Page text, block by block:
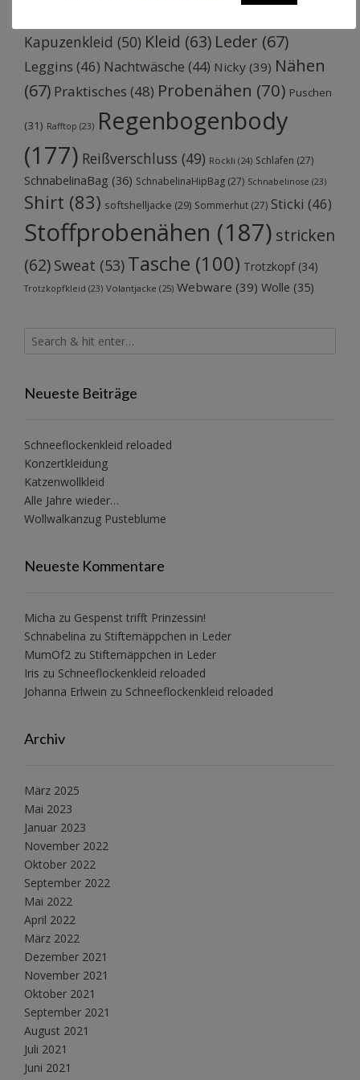
Kapuzenkleid (50) Kleid (63) Leder (67)
Leggins (46) Nachtwäsche (44) Nicky (39) Nähen
(67) Praktisches (48) Probenähen (70) Puschen
(31) Rafftop (23) Regenbogenbody
(177) Reißverschluss (49) Röckli (24) Schlafen (27)
SchnabelinaBag (36) SchnabelinaHipBag (27) Schnabelinose (23)
Shirt (83) softshelljacke (29) Sommerhut (27) Sticki (46)
Stoffprobenähen (187) stricken
(62) Sweat (53) Tasche (100) Trotzkopf(34)
Trotzkopfkleid (23) Volantjacke (25) Webware (39) Wolle (35)
Neueste Beiträge
Schneeflockenkleid reloaded
Konzertkleidung
Katzenwollkleid
Alle Jahre wieder…
Wollwalkanzug Pusteblume
Neueste Kommentare
Micha zu Gespenst trifft Prinzessin!
Schnabelina zu Stiftemäppchen in Leder
MumOf2 zu Stiftemäppchen in Leder
Iris zu Schneeflockenkleid reloaded
Johanna Erlwein zu Schneeflockenkleid reloaded
Archiv
März 2025
Mai 2023
Januar 2023
November 2022
Oktober 2022
September 2022
Mai 2022
April 2022
März 2022
Dezember 2021
November 2021
Oktober 2021
September 2021
August 2021
Juli 2021
Juni 2021